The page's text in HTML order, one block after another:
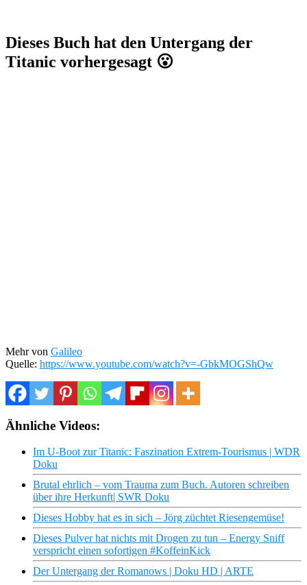
Dieses Buch hat den Untergang der
Titanic vorhergesagt 😮
Mehr von Galileo
Quelle: https://www.youtube.com/watch?v=-GbkMOGShQw
Ähnliche Videos:
Im U-Boot zur Titanic: Faszination Extrem-Tourismus | WDR
Doku
Brutal ehrlich – vom Trauma zum Buch. Autoren schreiben
über ihre Herkunft| SWR Doku
Dieses Hobby hat es in sich – Jörg züchtet Riesengemüse!
Dieses Pulver hat nichts mit Drogen zu tun – Energy Sniff
verspricht einen sofortigen #KoffeinKick
Der Untergang der Romanows | Doku HD | ARTE